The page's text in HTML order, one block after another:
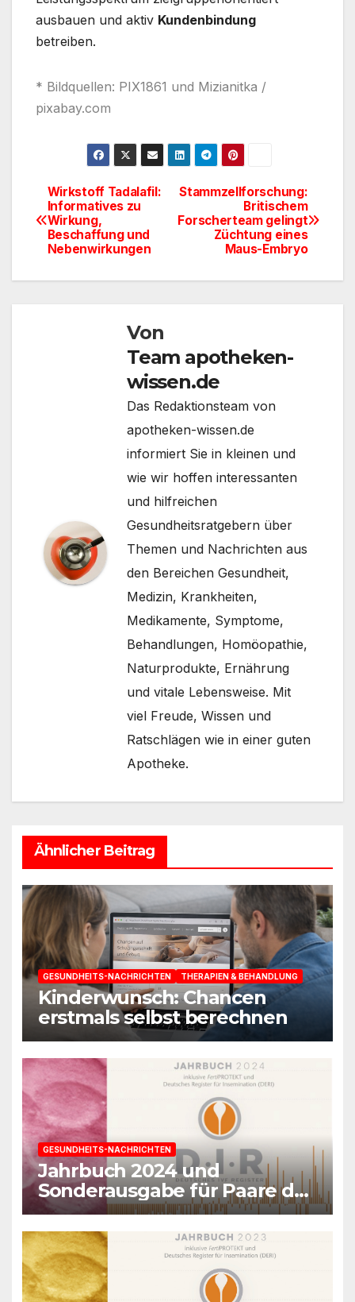
ausbauen und aktiv Kundenbindung
betreiben.
* Bildquellen: PIX1861 und Mizianitka /
pixabay.com
Beitragsnavigation
Stammzellforschung:
Britischem
Forscherteam gelingt
Züchtung eines
Maus-Embryo
Wirkstoff Tadalafil:
Informatives zu
Wirkung,
Beschaffung und
Nebenwirkungen
Von
Team apotheken-
wissen.de
Das Redaktionsteam von
apotheken-wissen.de
informiert Sie in kleinen und
wie wir hoffen interessanten
und hilfreichen
Gesundheitsratgebern über
Themen und Nachrichten aus
den Bereichen Gesundheit,
Medizin, Krankheiten,
Medikamente, Symptome,
Behandlungen, Homöopathie,
Naturprodukte, Ernährung
und vitale Lebensweise. Mit
viel Freude, Wissen und
Ratschlägen wie in einer guten
Apotheke.
Ähnlicher Beitrag
GESUNDHEITS-NACHRICHTEN THERAPIEN & BEHANDLUNG
Kinderwunsch: Chancen
erstmals selbst berechnen
GESUNDHEITS-NACHRICHTEN
Jahrbuch 2024 und
Sonderausgabe für Paare des
Deutschen IVF-Registers:
Zahl der Mehrlingsgeburten
nach
Kinderwunschbehandlung
sinkt weiter